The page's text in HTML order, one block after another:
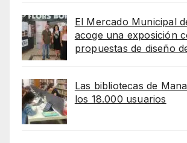
El Mercado Municipal
acoge una exposición
propuestas de diseño
Las bibliotecas de
los 18.000 usuarios